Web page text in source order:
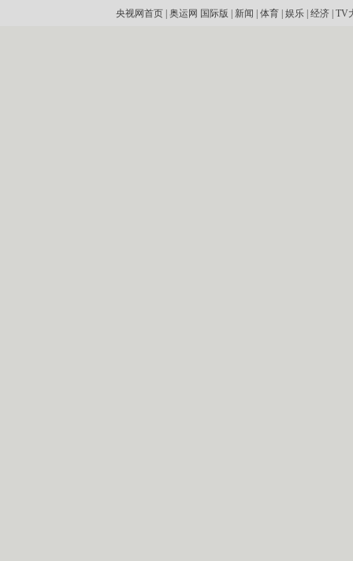
央视网首页| 奥运网 国际版 新闻 体育| 娱乐| 经济| TV